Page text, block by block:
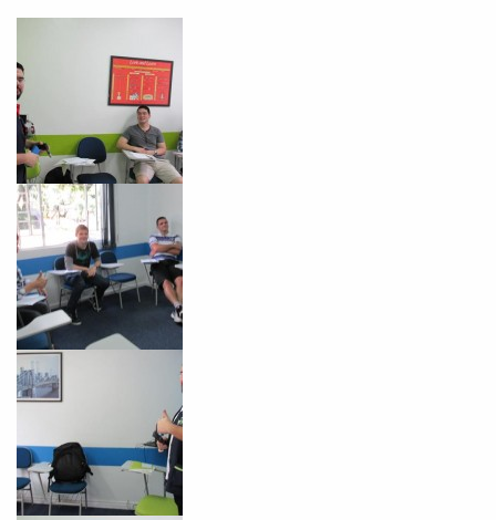
Preencha com seus dados abaixo e
já vamos te colocar em contato